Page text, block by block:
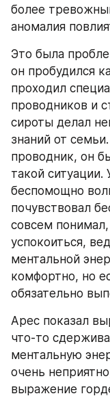
более
аномалия
Это была
он пробудился
проходил
проводников и
сироты делал
знаний от
проводник, он
такой
беспомощно
почувствовал
совсем
успокоиться,
ментальной
комфортно, но
обязательно
Арес показал
что-то
ментальную
очень
выражение